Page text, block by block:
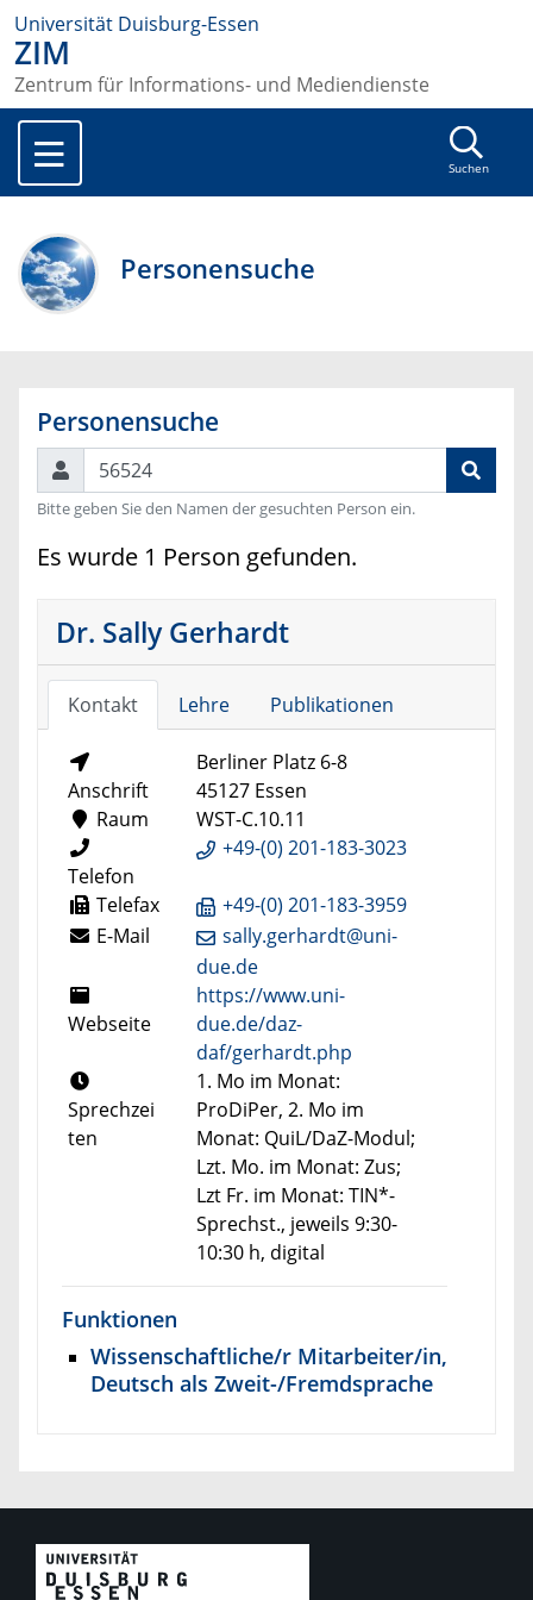
Universität Duisburg-Essen
ZIM
Zentrum für Informations- und Mediendienste
Suchen
Personensuche
Personensuche
Suchen
Bitte geben Sie den Namen der gesuchten Person ein.
Es wurde 1 Person gefunden.
Dr. Sally Gerhardt
Kontakt Lehre Publikationen
Anschrift
Berliner Platz 6-8
45127 Essen
Raum
WST-C.10.11
Telefon
+49-(0) 201-183-3023
Telefax
+49-(0) 201-183-3959
E-Mail
sally.gerhardt@uni-
due.de
Webseite
https://www.uni-
due.de/daz-
daf/gerhardt.php
Sprechzei
ten
1. Mo im Monat:
ProDiPer, 2. Mo im
Monat: QuiL/DaZ-Modul;
Lzt. Mo. im Monat: Zus;
Lzt Fr. im Monat: TIN*-
Sprechst., jeweils 9:30-
10:30 h, digital
Funktionen
Wissenschaftliche/r Mitarbeiter/in,
Deutsch als Zweit-/Fremdsprache